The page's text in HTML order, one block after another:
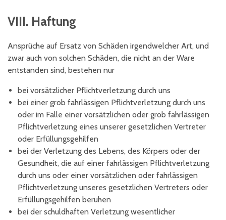
VIII. Haftung
Ansprüche auf Ersatz von Schäden irgendwelcher Art, und
zwar auch von solchen Schäden, die nicht an der Ware
entstanden sind, bestehen nur
bei vorsätzlicher Pflichtverletzung durch uns
bei einer grob fahrlässigen Pflichtverletzung durch uns
oder im Falle einer vorsätzlichen oder grob fahrlässigen
Pflichtverletzung eines unserer gesetzlichen Vertreter
oder Erfüllungsgehilfen
bei der Verletzung des Lebens, des Körpers oder der
Gesundheit, die auf einer fahrlässigen Pflichtverletzung
durch uns oder einer vorsätzlichen oder fahrlässigen
Pflichtverletzung unseres gesetzlichen Vertreters oder
Erfüllungsgehilfen beruhen
bei der schuldhaften Verletzung wesentlicher